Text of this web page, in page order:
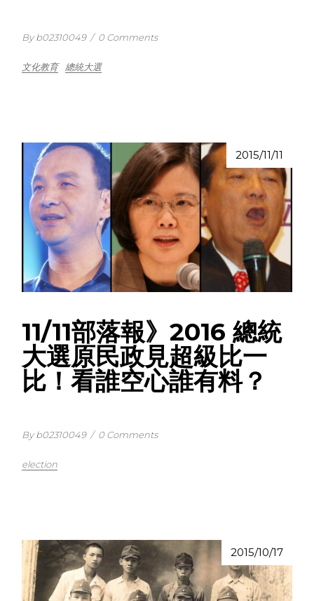
By b02310049 / 0 Comments
文化教育 總統大選
2015/11/11
11/11部落報》2016 總統
大選原民政見超級比一
比！看誰空心誰有料？
By b02310049 / 0 Comments
election
2015/10/17